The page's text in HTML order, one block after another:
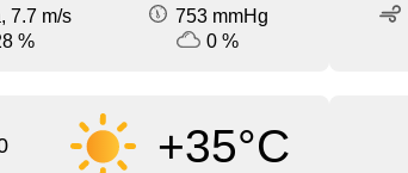
7.7 m/s
753 mmHg
%
0 %
+35°C